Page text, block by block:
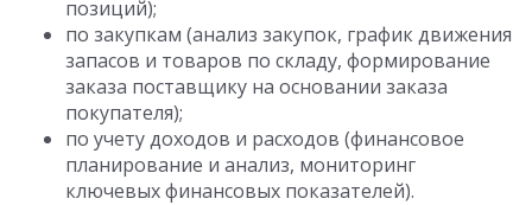
позиций);
по закупкам (анализ закупок, график движения
запасов и товаров по складу, формирование
заказа поставщику на основании заказа
покупателя);
по учету доходов и расходов (финансовое
планирование и анализ, мониторинг
ключевых финансовых показателей).